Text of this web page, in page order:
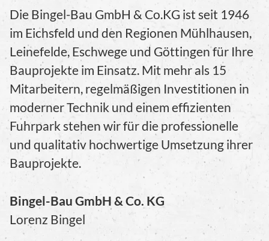
Die Bingel-Bau GmbH & Co.KG ist seit 1946
im Eichsfeld und den Regionen Mühlhausen,
Leinefelde, Eschwege und Göttingen für Ihre
Bauprojekte im Einsatz. Mit mehr als 15
Mitarbeitern, regelmäßigen Investitionen in
moderner Technik und einem effizienten
Fuhrpark stehen wir für die professionelle
und qualitativ hochwertige Umsetzung ihrer
Bauprojekte.
Bingel-Bau GmbH & Co. KG
Lorenz Bingel